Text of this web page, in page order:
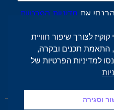
את מדיניות הפרטיות
הפרטים שמסרתי
למדיניות.
הודעה
לצורך שיפור חוויית
התאמת תכנים ובקרה,
למדיניות הפרטיות של
וסגירה